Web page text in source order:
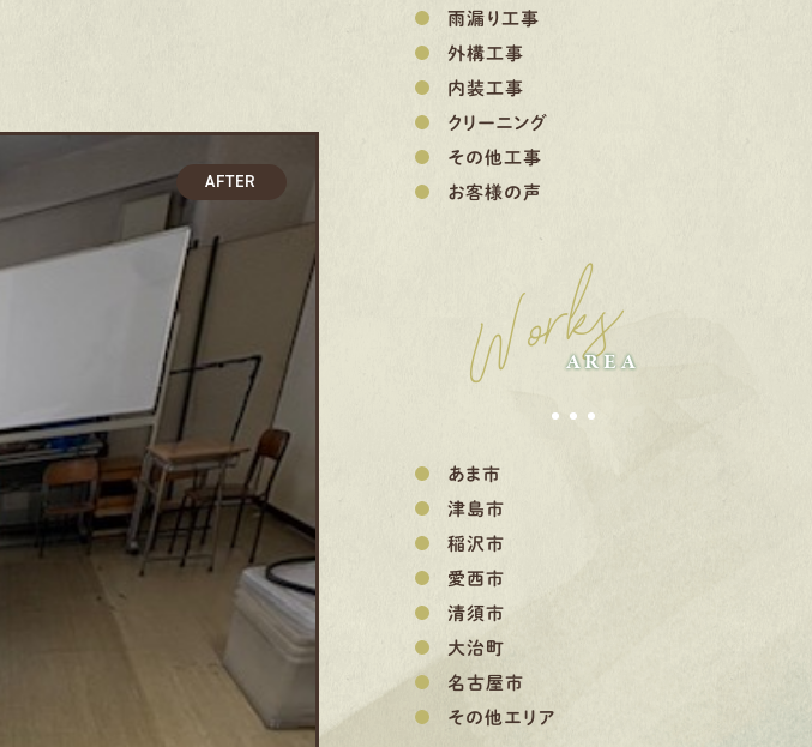
雨漏り工事
外構工事
内装工事
クリーニング
その他工事
お客様の声
Works
AREA
あま市
津島市
稲沢市
愛西市
清須市
大治町
名古屋市
その他エリア